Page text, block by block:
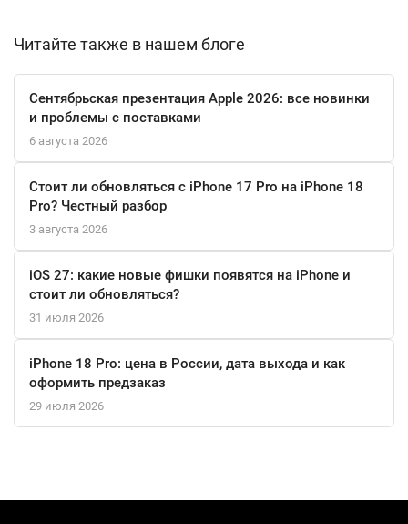
С iPhone 16 Pro Max вы получаете не только мощный
зарядки делают использование устройства еще более
iPhone 16 Pro Max максимально комфортным и безопасным.
Читайте также в нашем блоге
Сентябрьская презентация Apple 2026: все новинки
и проблемы с поставками
6 августа 2026
Стоит ли обновляться с iPhone 17 Pro на iPhone 18
Pro? Честный разбор
3 августа 2026
iOS 27: какие новые фишки появятся на iPhone и
стоит ли обновляться?
31 июля 2026
iPhone 18 Pro: цена в России, дата выхода и как
оформить предзаказ
29 июля 2026